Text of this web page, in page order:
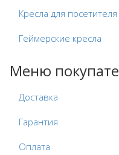
Кресла для посетителя
Геймерские кресла
Меню
Доставка
Гарантия
Оплата